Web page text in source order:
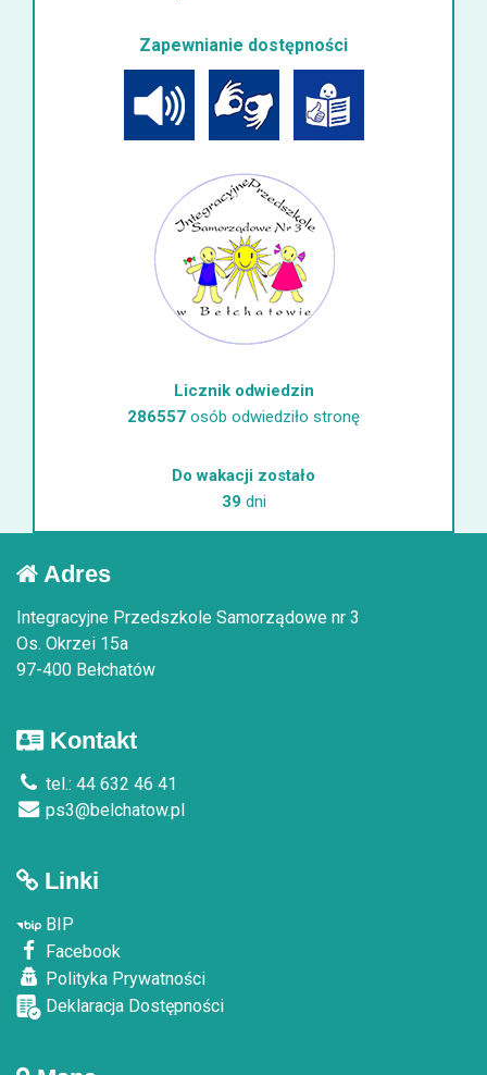
Zapewnianie dostępności
Licznik odwiedzin
286557 osób odwiedziło stronę
Do wakacji zostało
39dni
Adres
Integracyjne Przedszkole Samorządowe nr 3
Os. Okrzei 15a
97-400 Bełchatów
Kontakt
tel.: 44 632 46 41
ps3@belchatow.pl
Linki
BIP
Facebook
Polityka Prywatności
Deklaracja Dostępności